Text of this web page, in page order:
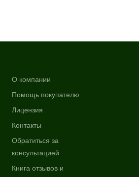
О компании
Помощь покупателю
Лицензия
Контакты
Обратиться за
консультацией
Книга отзывов и